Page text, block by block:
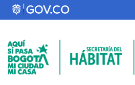
Pasar
al
principal